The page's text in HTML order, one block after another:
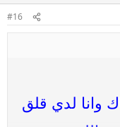
#16
وانا لدي قلق